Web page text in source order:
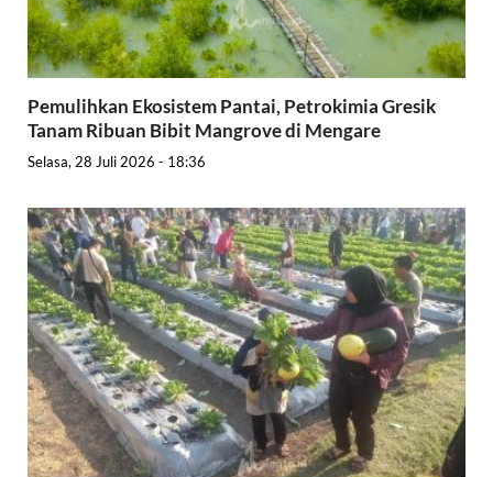
Pemulihkan Ekosistem Pantai, Petrokimia Gresik
Tanam Ribuan Bibit Mangrove di Mengare
Selasa, 28 Juli 2026 - 18:36